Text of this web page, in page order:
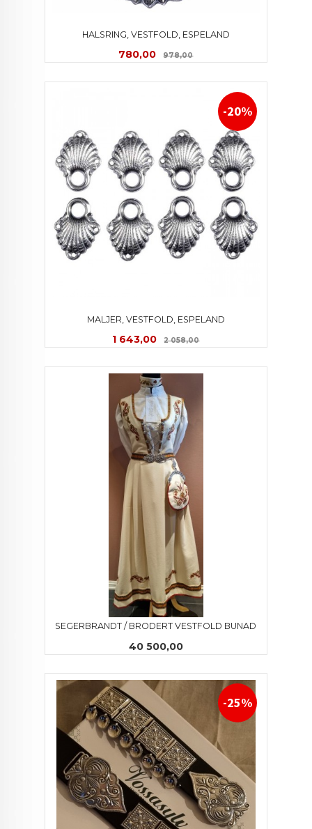
HALSRING, VESTFOLD, ESPELAND
Tilbud
780,00 978,00Rabatt
MALJER, VESTFOLD, ESPELAND
Tilbud
1 643,00 2 058,00Rabatt
-20%
SEGERBRANDT / BRODERT VESTFOLD BUNAD
Pris
40 500,00
-25%